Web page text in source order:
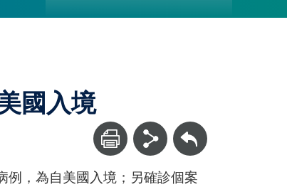
國入境
回上一頁
例，為自美國入境；另確診個案